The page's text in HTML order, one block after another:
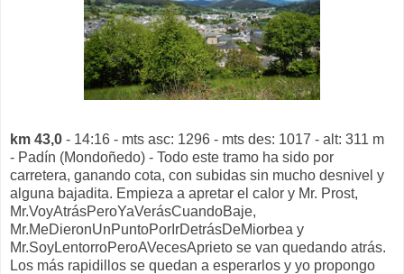
km 43,0 - 14:16 - mts asc: 1296 - mts des: 1017 - alt: 311 m
- Padín (Mondoñedo) - Todo este tramo ha sido por
carretera, ganando cota, con subidas sin mucho desnivel y
alguna bajadita. Empieza a apretar el calor y Mr. Prost,
Mr.VoyAtrásPeroYaVerásCuandoBaje,
Mr.MeDieronUnPuntoPorIrDetrásDeMiorbea y
Mr.SoyLentorroPeroAVecesAprieto se van quedando atrás.
Los más rapidillos se quedan a esperarlos y yo propongo